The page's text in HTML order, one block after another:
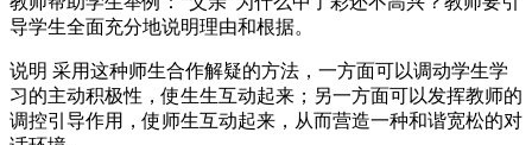
导学生全面充分地说明理由和根据。
说明 采用这种师生合作解疑的方法，一方面可以调动学生学
习的主动积极性，使生生互动起来；另一方面可以发挥教师的
调控引导作用，使师生互动起来，从而营造一种和谐宽松的对